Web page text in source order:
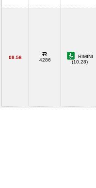
08.56 4286
RIMINI
(10.28)